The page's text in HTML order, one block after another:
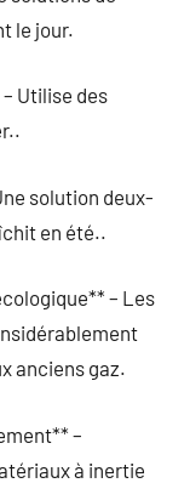
le jour.
Utilise des
solution deux-
en été..
– Les
anciens gaz.
–
à inertie